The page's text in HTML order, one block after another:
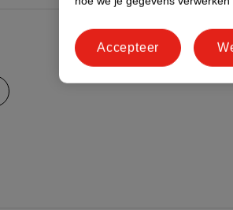
worden**
met 44 deelnemers.
7 dagen gebruik.
Accepteer